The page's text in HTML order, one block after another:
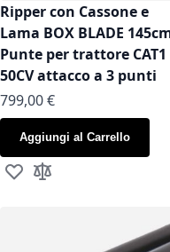
Ripper con Cassone e
Lama BOX BLADE
Punte per trattore CAT1
50CV attacco a 3 punti
799,00 €
Aggiungi al Carrello
Aggiungi alla lista desideri
Aggiungi al confronto